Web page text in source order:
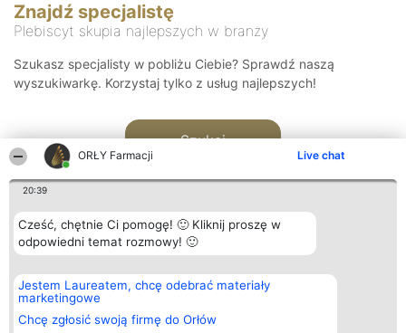
ORŁY Farmacji Live chat
20:39
Cześć, chętnie Ci pomogę! 🙂 Kliknij proszę w
odpowiedni temat rozmowy! 🙂
Jestem Laureatem, chcę odebrać materiały
marketingowe
Chcę zgłosić swoją firmę do Orłów
Znajdź specjalistę
Plebiscyt skupia najlepszych w branży
Szukasz specjalisty w pobliżu Ciebie? Sprawdź naszą
wyszukiwarkę. Korzystaj tylko z usług najlepszych!
Szukaj
Organizator plebiscytu
Bright Side Solutions sp. z o.
o. sp. k.
ul. Ruska 22
Wrocław 50-079
Plebiscyt
Laureaci
wszystkich
Laureatów
Kontakt
Kontakt